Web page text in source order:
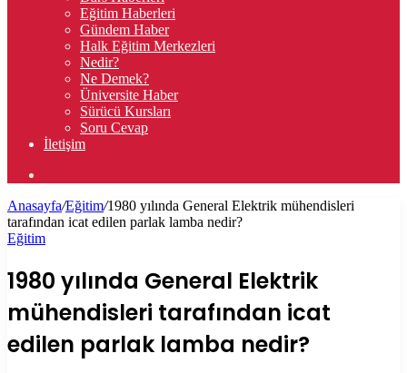
Eğitim Haberleri
Gündem Haber
Halk Eğitim Merkezleri
Nedir?
Ne Demek?
Üniversite Haber
Sürücü Kursları
Soru Cevap
İletişim
...
Anasayfa/Eğitim/1980 yılında General Elektrik mühendisleri
tarafından icat edilen parlak lamba nedir?
Eğitim
1980 yılında General Elektrik
mühendisleri tarafından icat
edilen parlak lamba nedir?